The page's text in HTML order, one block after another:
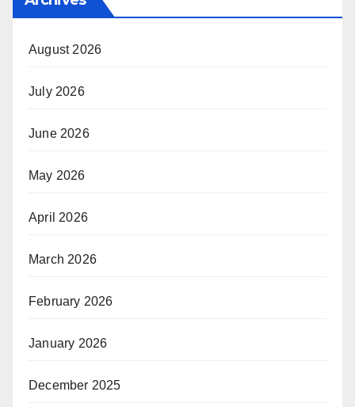
August 2026
July 2026
June 2026
May 2026
April 2026
March 2026
February 2026
January 2026
December 2025